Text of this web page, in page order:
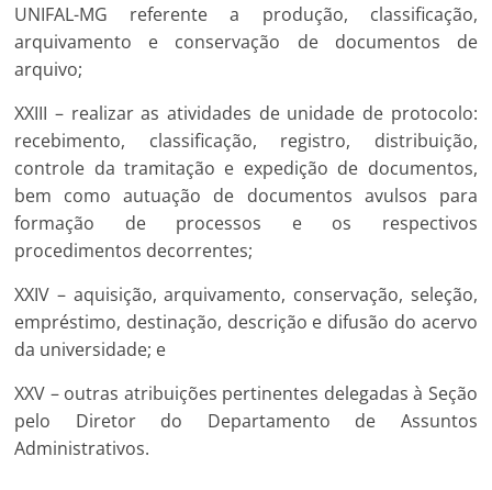
UNIFAL-MG referente a produção, classificação,
arquivamento e conservação de documentos de
arquivo;
XXIII – realizar as atividades de unidade de protocolo:
recebimento, classificação, registro, distribuição,
controle da tramitação e expedição de documentos,
bem como autuação de documentos avulsos para
formação de processos e os respectivos
procedimentos decorrentes;
XXIV – aquisição, arquivamento, conservação, seleção,
empréstimo, destinação, descrição e difusão do acervo
da universidade; e
XXV – outras atribuições pertinentes delegadas à Seção
pelo Diretor do Departamento de Assuntos
Administrativos.